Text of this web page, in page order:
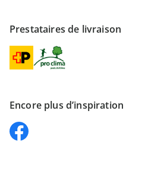
Prestataires de livraison
Encore plus d’inspiration